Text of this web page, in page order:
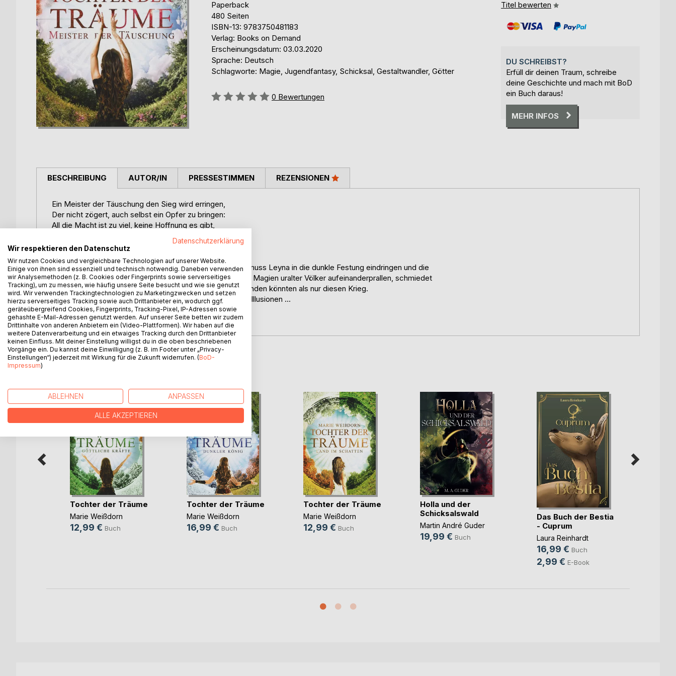
Paperback
480 Seiten
ISBN-13: 9783750481183
Verlag: Books on Demand
Erscheinungsdatum: 03.03.2020
Sprache: Deutsch
Schlagworte: Magie, Jugendfantasy, Schicksal, Gestaltwandler, Götter
Bewertung::
0 Bewertungen
Titel bewerten
DU SCHREIBST?
Erfüll dir deinen Traum, schreibe
deine Geschichte und mach mit BoD
ein Buch daraus!
MEHR INFOS
BESCHREIBUNG
Ein Meister der Täuschung den Sieg wird erringen,
Der nicht zögert, auch selbst ein Opfer zu bringen:
All die Macht ist zu viel, keine Hoffnung es gibt,
Für die, die sie geben, noch für den, der sie nimmt.
Die alles entscheidende Schlacht steht bevor.
Um die Prophezeiung zu erfüllen und Mirandor zu retten, muss Leyna in die dunkle Festung eindringen und die
Götter erwecken. Doch während im erbitterten Kampf die Magien uralter Völker aufeinanderprallen, schmiedet
Dranoel hinter Bogharns Mauern Pläne, die weit mehr beenden könnten als nur diesen Krieg.
Denn Leyna gebietet nicht als Einzige über die Macht der Illusionen ...
Der letzte Band der Mirandor-Saga.
AUTOR/IN PRESSESTIMMEN REZENSIONEN
WEITERE TITEL BEI
Tochter der Träume
Marie Weißdorn
12,99 € Buch
Tochter der Träume
Marie Weißdorn
16,99 € Buch
Tochter der Träume
Marie Weißdorn
12,99 € Buch
Holla und der
Schicksalswald
Martin André Guder
19,99 € Buch
Das Buch der Bestia
- Cuprum
Laura Reinhardt
16,99 € Buch
2,99 € E-Book
Datenschutzerklärung
Wir respektieren den Datenschutz
Wir nutzen Cookies und vergleichbare Technologien auf unserer Website.
Einige von ihnen sind essenziell und technisch notwendig. Daneben verwenden
wir Analysemethoden (z. B. Cookies oder Fingerprints sowie serverseitiges
Tracking), um zu messen, wie häufig unsere Seite besucht und wie sie genutzt
wird. Wir verwenden Trackingtechnologien zu Marketingzwecken und setzen
hierzu serverseitiges Tracking sowie auch Drittanbieter ein, wodurch ggf.
geräteübergreifend Cookies, Fingerprints, Tracking-Pixel, IP-Adressen sowie
gehashte E-Mail-Adressen genutzt werden. Auf unserer Seite betten wir zudem
Drittinhalte von anderen Anbietern ein (Video-Plattformen). Wir haben auf die
weitere Datenverarbeitung und ein etwaiges Tracking durch den Drittanbieter
keinen Einfluss. Mit deiner Einstellung willigst du in die oben beschriebenen
Vorgänge ein. Du kannst deine Einwilligung (z. B. im Footer unter „Privacy-
Einstellungen“) jederzeit mit Wirkung für die Zukunft widerrufen. (BoD-
Impressum)
ABLEHNEN ANPASSEN
ALLE AKZEPTIEREN